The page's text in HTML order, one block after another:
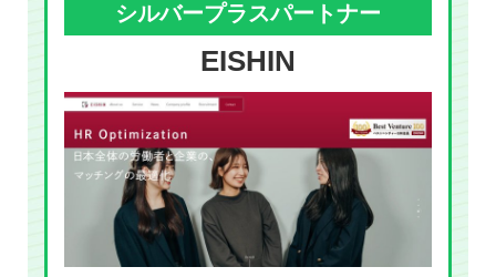
シルバープラスパートナー
EISHIN